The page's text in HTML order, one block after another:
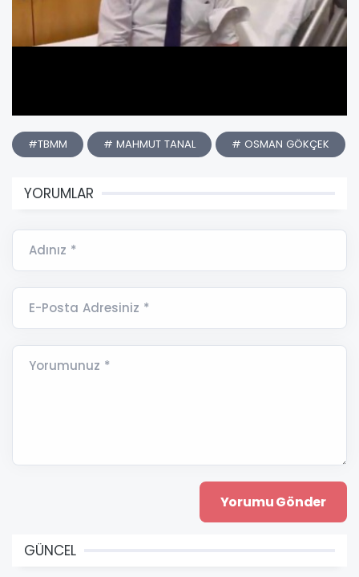
#TBMM # MAHMUT TANAL # OSMAN GÖKÇEK
YORUMLAR
Adınız *
E-Posta Adresiniz *
Yorumunuz *
GÜNCEL